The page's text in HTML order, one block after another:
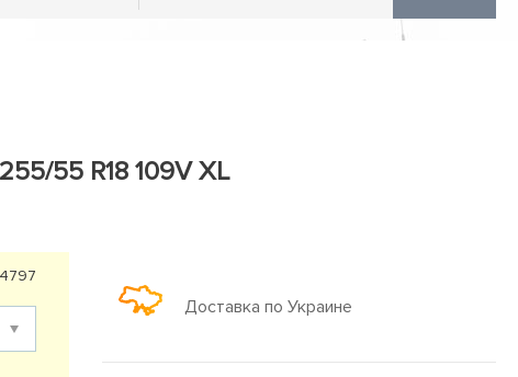
55 R18 109V XL
Доставка по Украине